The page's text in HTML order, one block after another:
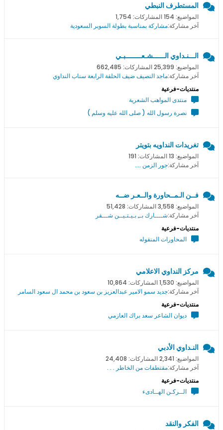
المستطرف النبطي
المواضيع: 154 المشاركات: 1,754
آخر مشاركة:مشاركة بمناسبة بطولة السوبر السعودية
الـــنـداوي الــــــشـعــــــــبـي
المواضيع: 25,399 المشاركات: 662,485
آخر مشاركة:ماجد النصيف ضيف الحلقة الرابعة سناب النداوي
منتديات-فرعية
منتدى المواهب الشعرية
نصرة رسول الله ( صلى الله عليه وسلم )
تغريدات النداويه بتويتر
المواضيع: 13 المشاركات: 191
آخر مشاركة:جور الزمن ....
فــن الـمــحاورة والــعـر ضــه
المواضيع: 3,558 المشاركات: 51,428
آخر مشاركة:شــــارك بــِ بـيـتـيــن شـــقر
منتديات-فرعية
المحاورات المنقوله
مركز النداوي الاعلامي
المواضيع: 1,530 المشاركات: 10,864
آخر مشاركة:جديد سمو اﻻمير عبدالعزيز بن سعود بن محمد ال سعود السامر
منتديات-فرعية
ديوان الشاعر سعد براك العازمي
النـداوي الأدبي
المواضيع: 2,341 المشاركات: 24,408
آخر مشاركة:مقتطفات من الخاطر . . .
منتديات-فرعية
الــركـن الهــادىء
الفكر والنقد